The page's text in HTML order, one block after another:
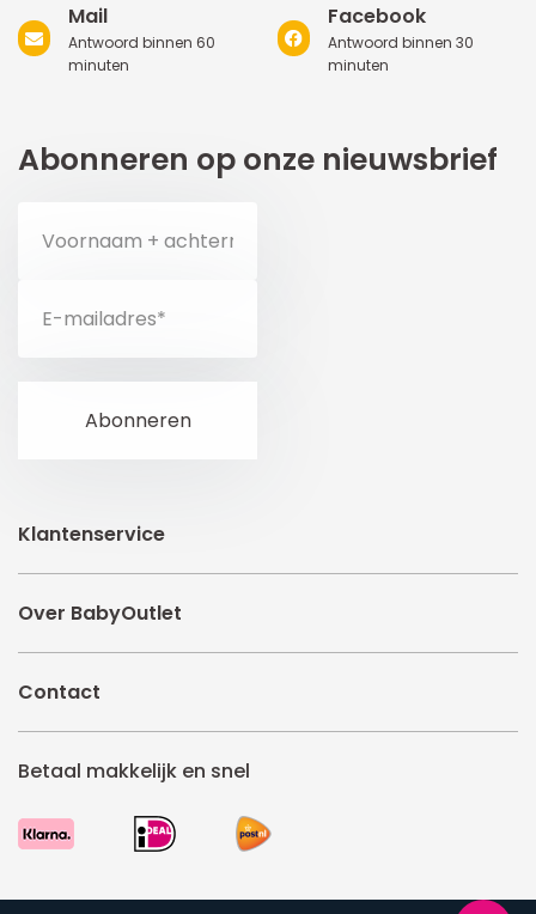
Mail
Antwoord binnen 60
minuten
Facebook
Antwoord binnen 30
minuten
Abonneren op onze nieuwsbrief
Klantenservice
Over BabyOutlet
Contact
Betaal makkelijk en snel